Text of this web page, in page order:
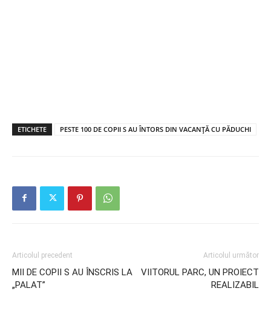
ETICHETE PESTE 100 DE COPII S AU ÎNTORS DIN VACANȚĂ CU PĂDUCHI
Articolul precedent
MII DE COPII S AU ÎNSCRIS LA
„PALAT”
Articolul următor
VIITORUL PARC, UN PROIECT
REALIZABIL